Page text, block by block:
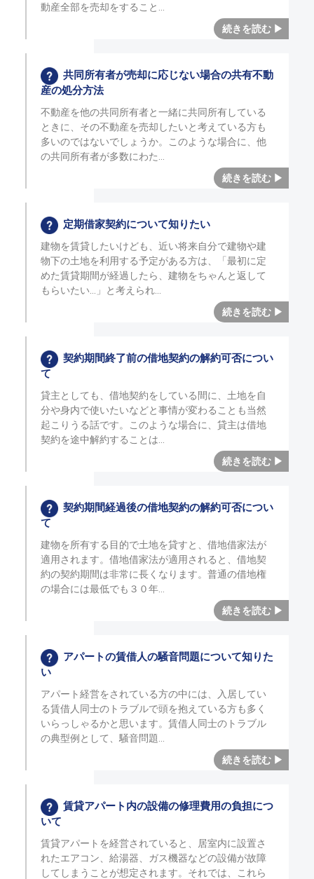
動産全部を売却をすること
共同所有者が売却に応じない場合の共有不動
産の処分方法
不動産を他の共同所有者と一緒に共同所有している
ときに、その不動産を売却したいと考えている方も
多いのではないでしょうか。このような場合に、他
の共同所有者が多数にわた
定期借家契約について知りたい
建物を賃貸したいけども、近い将来自分で建物や建
物下の土地を利用する予定がある方は、「最初に定
めた賃貸期間が経過したら、建物をちゃんと返して
もらいたい…」と考えられ
契約期間終了前の借地契約の解約可否につい
て
貸主としても、借地契約をしている間に、土地を自
分や身内で使いたいなどと事情が変わることも当然
起こりうる話です。このような場合に、貸主は借地
契約を途中解約することは
契約期間経過後の借地契約の解約可否につい
て
建物を所有する目的で土地を貸すと、借地借家法が
適用されます。借地借家法が適用されると、借地契
約の契約期間は非常に長くなります。普通の借地権
の場合には最低でも３０年
アパートの賃借人の騒音問題について知りた
い
アパート経営をされている方の中には、入居してい
る賃借人同士のトラブルで頭を抱えている方も多く
いらっしゃるかと思います。賃借人同士のトラブル
の典型例として、騒音問題
賃貸アパート内の設備の修理費用の負担につ
いて
賃貸アパートを経営されていると、居室内に設置さ
れたエアコン、給湯器、ガス機器などの設備が故障
してしまうことが想定されます。それでは、これら